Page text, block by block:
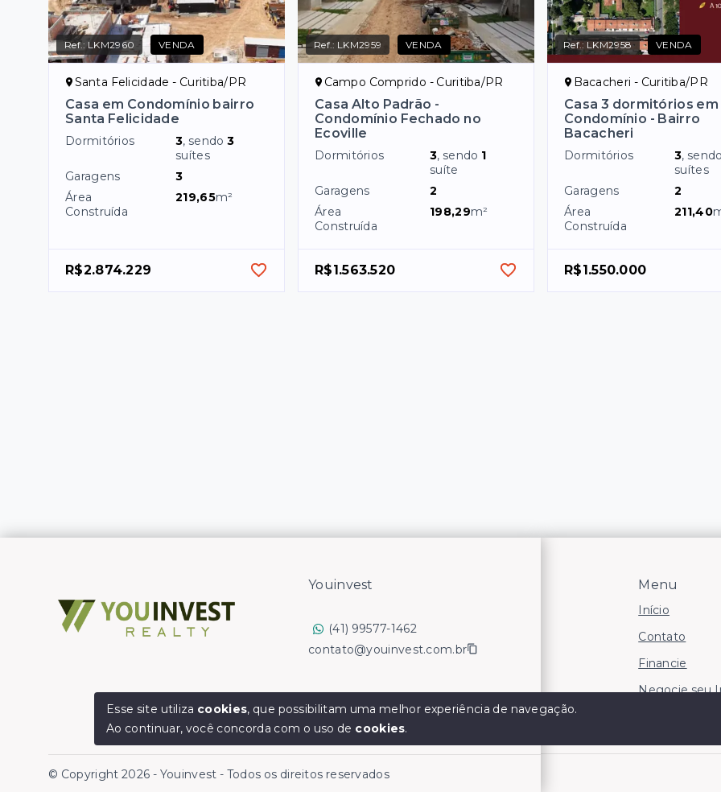
Ref.:LKM2960 VENDA
Santa Felicidade - Curitiba/PR
Casa em Condomínio bairro
Santa Felicidade
Dormitórios 3, sendo3
suítes
Garagens
3
Área
Construída
219,65m²
R$2.874.229
Ref.: LKM2959 VENDA
Campo Comprido - Curitiba/PR
Casa Alto Padrão -
Condomínio Fechado no
Ecoville
Dormitórios 3, sendo 1
suíte
Garagens
2
Área
Construída
198,29m²
R$1.563.520
Ref.:LKM2958 VENDA
Bacacheri - Curitiba/PR
Casa 3 dormitórios em
Condomínio - Bairro
Bacacheri
Dormitórios 3,
suítes
Garagens
2
Área
Construída
211,40
R$1.550.000
Menu
Início
Contato
Financie
Negocie seu
Youinvest
(41) 99577-1462
contato@youinvest.com.br
© Copyright 2026 - Youinvest - Todos os direitos reservados
Esse site utiliza cookies, que possibilitam uma melhor experiência de navegação.
Ao continuar, você concorda com o uso de cookies.